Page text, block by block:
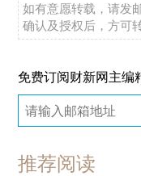
如有意愿转载，请发
确认及授权后，方可转
免费订阅财新网主编
推荐阅读